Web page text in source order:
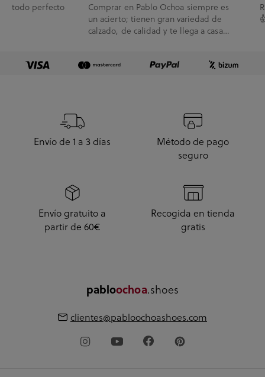
todo perfecto
Comprar en Pablo Ochoa siempre es
un acierto; tienen gran variedad de
calzado, de calidad y te llega a casa
Envío de 1 a 3 días
Método de pago
seguro
Envío gratuito a
partir de 60€
Recogida en tienda
gratis
pabloochoa.shoes
clientes@pabloochoashoes.com